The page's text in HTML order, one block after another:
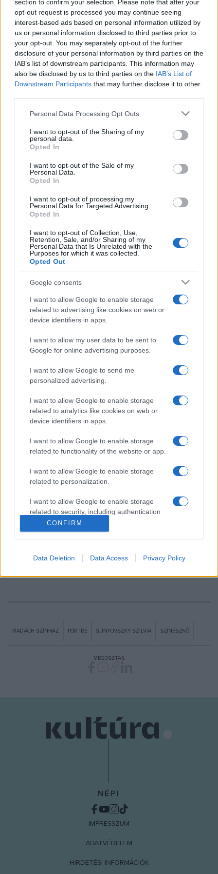
section to confirm your selection. Please note that after your
opt-out request is processed you may continue seeing
interest-based ads based on personal information utilized by
us or personal information disclosed to third parties prior to
your opt-out. You may separately opt-out of the further
disclosure of your personal information by third parties on the
IAB’s list of downstream participants. This information may
also be disclosed by us to third parties on the IAB’s List of
Downstream Participants that may further disclose it to other
Please note that this website/app uses one or more Google
not limited to your visit or usage behaviour. You may click to
grant or deny consent to Google and its third-party tags to
use your data for below specified purposes in below Google
consent section.
Personal Data Processing Opt Outs
I want to opt-out of the Sharing of my
personal data.
Opted In
I want to opt-out of the Sale of my
Personal Data.
Opted In
I want to opt-out of processing my
Personal Data for Targeted Advertising.
Opted In
I want to opt-out of Collection, Use,
Retention, Sale, and/or Sharing of my
Personal Data that Is Unrelated with the
Purposes for which it was collected.
Opted Out
Google consents
I want to allow Google to enable storage
related to advertising like cookies on web or
device identifiers in apps.
I want to allow my user data to be sent to
Google for online advertising purposes.
I want to allow Google to send me
personalized advertising.
I want to allow Google to enable storage
related to analytics like cookies on web or
device identifiers in apps.
I want to allow Google to enable storage
related to functionality of the website or app.
I want to allow Google to enable storage
related to personalization.
I want to allow Google to enable storage
related to security, including authentication
functionality and fraud prevention, and other
user protection.
CONFIRM
Data Deletion Data Access Privacy Policy
bemutatott komédiája, aMirandolinahősnője. Egy évvel
később visszatért Budapestre, a Madách Színházban Lady
Anna szerepe várta aIII. Richárdban.
Az itt eltöltött közel két évtized alatt egy sor kiváló
szerepben tündökölt, volt többek közt Éva Sarkadi Imre
Elveszett paradicsom
, Sue Arthur Miller
Laszkarisz MáriaA meráni fiúcímű Szabó Magda-műben és
francia királylány aLóvátett lovago k című Shakespeare-
vígjátékban. A filmekben és a televízióban is gyakran feltűnt,
hogy utolérjenek, az
Fekete
gyémántok
című alkotásokban.
vissza és a diplomácia színpadára lépve
1991-től 1995-ig a pozsonyi Magyar
Kulturális Intézet igazgatója volt.
1989–1999 között a Drogmentes Élet Nemzetközi
Alapítvány kuratóriumának elnöke, 1996–1998 között a
Határon Túli Magyarok Hivatalának főtanácsosa, 1998–
2000 között a Magyarországért Alapítvány, 2004-től a
Polgári Hermina Alapítvány kuratóriumának elnöke, 2003-tól
két évig a Fidesz civil kapcsolatainak ápolásáért felelős
elnöki tanácsos volt. A színművészettel is kapcsolatban
maradt, felolvasásaival járult hozzá a Vakok Intézete
megjelentCsak semmi titok!című könyvében számolt be.
2013-ban érdemes művész lett, 2016-ban a Magyar
át. 2020-ban Kossuth-díjat kapott „Magyarország számára
kivételesen értékes művészi pályafutása során nyújtott
feledhetetlen színházi, televíziós és filmes alakításai,
valamint a magyar irodalom klasszikusait magas színvonalon
tolmácsoló kultúraközvetítő tevékenysége elismeréseként”.
Nyitókép: Sunyovszky Szilvia a Hogy volt?! című tv-műsor
MADÁCH SZÍNHÁZ PORTRÉ SUNYOVSZKY SZILVIA SZÍNÉSZNŐ
MEGOSZTÁS
NÉPI
IMPRESSZUM
ADATVÉDELEM
HIRDETÉSI INFORMÁCIÓK